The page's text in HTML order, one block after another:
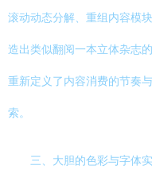
滚动动态分解、重组内容模
造出类似翻阅一本立体杂志
重新定义了内容消费的节奏
索。
三、大胆的色彩与字体